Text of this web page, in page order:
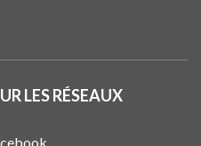
LES RÉSEAUX